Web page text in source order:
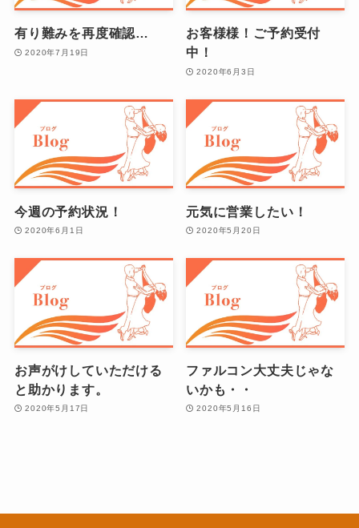
有り難みを再度確認…
2020年7月19日
お客様様！ご予約受付
中！
2020年6月3日
今週の予約状況！
2020年6月1日
元気に営業したい！
2020年5月20日
お声がけしていただける
と助かります。
2020年5月17日
ファルコン大丈夫じゃな
いかも・・
2020年5月16日